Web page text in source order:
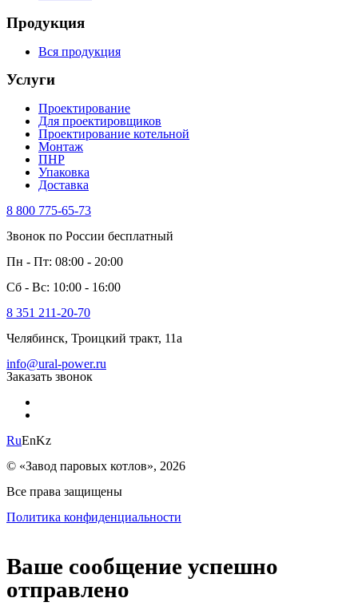
Продукция
Вся продукция
Услуги
Проектирование
Для проектировщиков
Проектирование котельной
Монтаж
ПНР
Упаковка
Доставка
8 800 775-65-73
Звонок по России бесплатный
Пн - Пт: 08:00 - 20:00
Сб - Вс: 10:00 - 16:00
8 351 211-20-70
Челябинск, Троицкий тракт, 11а
info@ural-power.ru
Заказать звонок
RuEnKz
© «Завод паровых котлов», 2026
Все права защищены
Политика конфиденциальности
Ваше сообщение успешно
отправлено